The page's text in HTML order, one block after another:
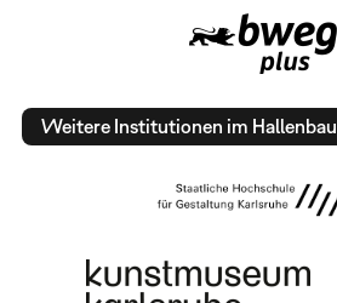
Weitere Institutionen im Hallenbau